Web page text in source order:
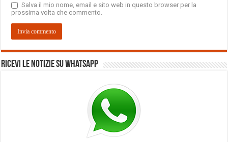
Salva il mio nome, email e sito web in questo browser per la
prossima volta che commento.
Ricevi le notizie su Whatsapp